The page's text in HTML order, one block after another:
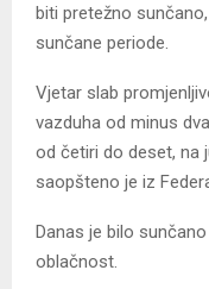
biti pretežno
sunčane periode.
Vjetar slab
vazduha od minus
od četiri do deset, na
saopšteno je iz
Danas je bilo
oblačnost.